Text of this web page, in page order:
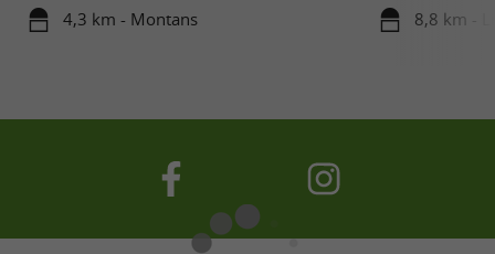
4,3 km - Montans 8,8 km -